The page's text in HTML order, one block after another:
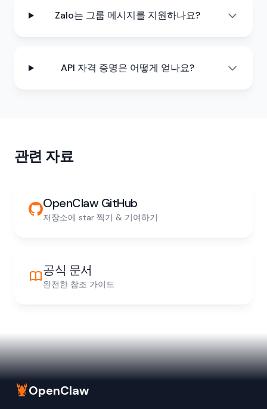
Zalo는 그룹 메시지를 지원하나요?
API 자격 증명은 어떻게 얻나요?
관련 자료
OpenClaw GitHub
저장소에 star 찍기 & 기여하기
공식 문서
완전한 참조 가이드
🦞OpenClaw